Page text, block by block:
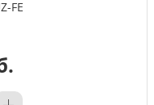
FE